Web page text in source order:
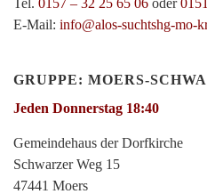
E-Mail: info@alos-suchtshg-mo-
GRUPPE: MOERS-
Jeden Donnerstag 18:40
Gemeindehaus der Dorfkirche
Schwarzer Weg 15
47441 Moers